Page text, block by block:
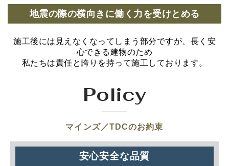
地震の際の横向きに働く力を受けとめる
施工後には見えなくなってしまう部分ですが、長く安
心できる建物のため
私たちは責任と誇りを持って施工しております。
Policy
マインズ／TDCのお約束
安心安全な品質